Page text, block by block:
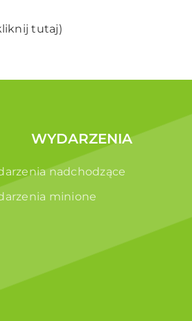
tutaj)
WYDARZENIA
nadchodzące
minione